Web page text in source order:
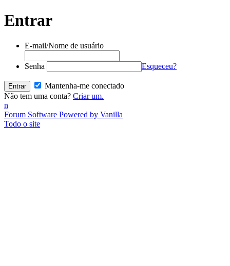
Entrar
E-mail/Nome de usuário
Senha Esqueceu?
Mantenha-me conectado
Não tem uma conta? Criar um.
n
Forum Software Powered by Vanilla
Todo o site